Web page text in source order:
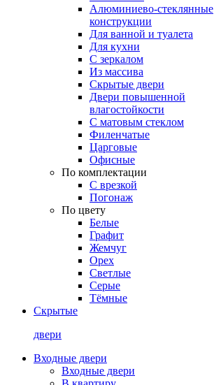
Алюминиево-стеклянные
конструкции
Для ванной и туалета
Для кухни
С зеркалом
Из массива
Скрытые двери
Двери повышенной
влагостойкости
С матовым стеклом
Филенчатые
Царговые
Офисные
По комплектации
С врезкой
Погонаж
По цвету
Белые
Графит
Жемчуг
Орех
Светлые
Серые
Тёмные
Скрытые
двери
Входные двери
Входные двери